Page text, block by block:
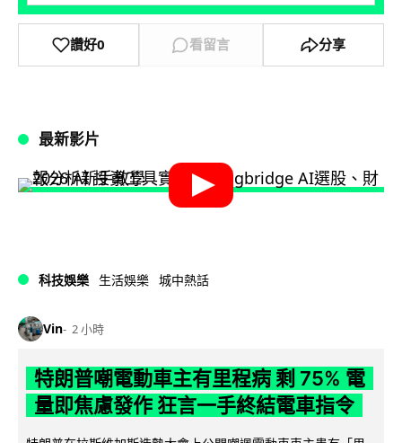
讚好0 看留言 分享
最新影片
科技娛樂 生活娛樂 城中熱話
Vin 2 小時
特朗普嘲電動車主有里程病 剩 75% 電
量即焦慮發作 狂言一手終結電車指令